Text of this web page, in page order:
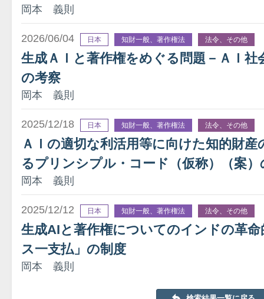
岡本 義則
2026/06/04 日本 知財一般、著作権法 法令、その他
生成ＡＩと著作権をめぐる問題－ＡＩ社
の考察
岡本 義則
2025/12/18 日本 知財一般、著作権法 法令、その他
ＡＩの適切な利活用等に向けた知的財
るプリンシプル・コード（仮称）（案）
岡本 義則
2025/12/12 日本 知財一般、著作権法 法令、その他
生成AIと著作権についてのインドの革
ス一支払」の制度
岡本 義則